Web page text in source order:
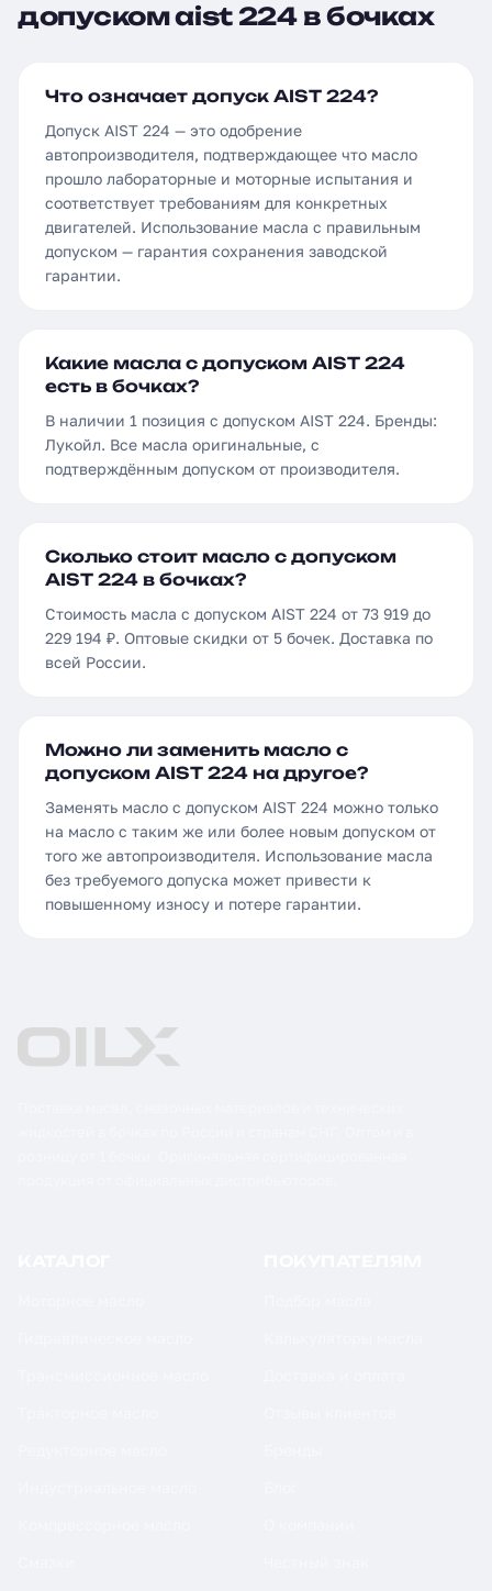
допуском aist 224 в бочках
Что означает допуск AIST 224?
Допуск AIST 224 — это одобрение
автопроизводителя, подтверждающее что масло
прошло лабораторные и моторные испытания и
соответствует требованиям для конкретных
двигателей. Использование масла с правильным
допуском — гарантия сохранения заводской
гарантии.
Какие масла с допуском AIST 224
есть в бочках?
В наличии 1 позиция с допуском AIST 224. Бренды:
Лукойл. Все масла оригинальные, с
подтверждённым допуском от производителя.
Сколько стоит масло с допуском
AIST 224 в бочках?
Стоимость масла с допуском AIST 224 от 73 919 до
229 194 ₽. Оптовые скидки от 5 бочек. Доставка по
всей России.
Можно ли заменить масло с
допуском AIST 224 на другое?
Заменять масло с допуском AIST 224 можно только
на масло с таким же или более новым допуском от
того же автопроизводителя. Использование масла
без требуемого допуска может привести к
повышенному износу и потере гарантии.